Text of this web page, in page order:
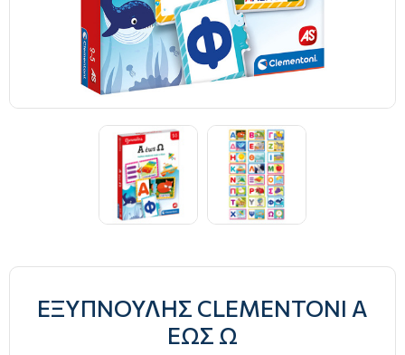
ΕΞΥΠΝΟΥΛΗΣ CLEMENTONI Α
ΕΩΣ Ω